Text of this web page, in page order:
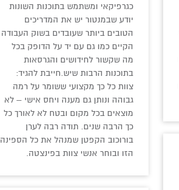
כגרפיקאי ומשתמש בתוכנות השונות
יודע שבמנטור יש את המדריכים
הטובים ביותר שעובדים בשוק העבודה
הקיים כמו גם עם יד על הדופק בכל
מה שקשור לחידושים והגרסאות
בתוכנות הרבות שיש.חייבת להגיד:
צוות כל כך מקצועי ששומר על רמה
גבוהה ונותן גם מענה ויחס אישי – לא
מוצאים בכל מקום ובטח לא לאורך כל
כך הרבה שנים. תודה רבה לערן
בורוכוב הקפטן שמנהל את כל הספינה
הזו ובוחר אנשי צוות בפינצטה.